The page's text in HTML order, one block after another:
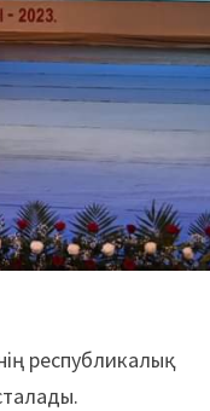
республикалық